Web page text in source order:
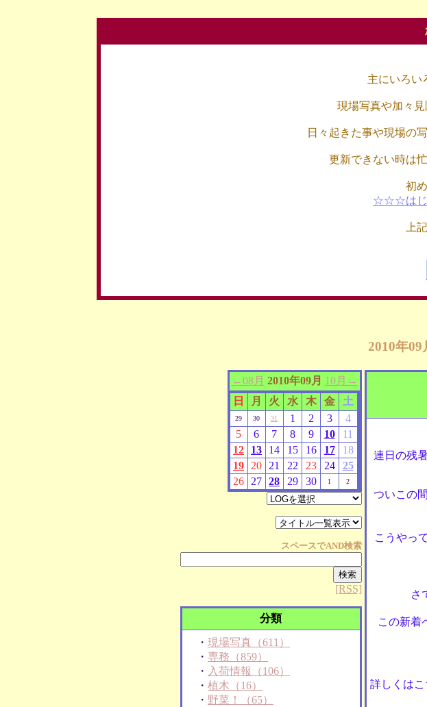
主にいろい
現場写真や加々
日々起きた事や現場の
更新できない時は
初
☆☆☆はじ
上
2010年
←08月 2010年09月 10月→
日
月 火 水 木 金 土
29 30 31 1 2 3
4
5
6 7 8 9 10
11
12
13 14 15 16 17
18
19 20 21 22 23 24
25
26 27 28 29 30 1 2
スペースでAND検索
[RSS]
分類
・ 現場写真（611）
・ 専務（859）
・ 入荷情報（106）
・ 植木（16）
・ 野菜！（65）
連日の残
ついこの
こうやっ
さ
この新着
詳しくは